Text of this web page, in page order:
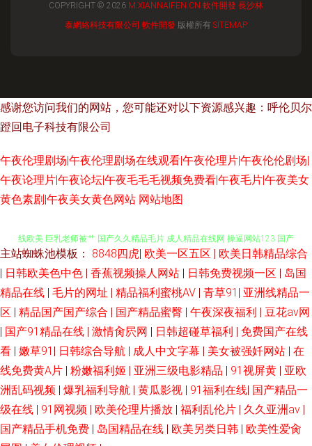
COPYRIGHT © 2026 M.XIANNAIFEN.CN 軟件開發 長沙林
泰網絡科技有限公司 軟件開發 版權所有 SITEMAP
感谢您访问我们的网站，您可能还对以下资源感兴趣：呼伦贝尔
蹬回电子科技有限公司
午夜伦理剧场|午夜伦理剧场在线观看|午夜伦理片|午夜伦伦剧场|
午夜论理片|午夜论坛|午夜毛毛毛视频免费看|午夜毛片|午夜美女
黄色素剧|午夜美女黄色网站 网站地图
美女在线视频一区 色情AV免费在线网站 成人福利网页 欧美无毒在线 超碰在
欧美一卡 av日本网址 久久阿v 久久三级片国产 WWW亚洲淫妻 国产三级网址
亚洲综合另类 国产茂密老女人黑P www日韩国产. 影音先锋丝袜美足 久草在
钱 欧美A片在线观看视频 www视频五区 国产欧美久久精品区 91人兽 AV天堂
电影资源网站 玖玖精品网 91愛愛 久久国产精品√√ 阿v视频免费观看 狠狠久
久精品L 无码人妻六区 美女sese 论理视频在线观看 综合亚洲97 爱豆在线看
主站蜘蛛池模板： 8848四虎| 欧美一区五区 | 欧美日韩精品综合
| 日韩欧美色中色 | 香蕉视频操人网站 | 日韩免费视频一区 | 岛国
精品在线 | 毛片的网址 | 精品福利蜜桃AV | 青草91 | 亚洲线精品一
区 | 精品国产国产综合 | 国产精品蜜臀 | 午夜深夜福利 | 豆花av网
| 国产91精品在线 | 激情肏屄网 | 日韩超碰草福利 | 免费国产在线
看 | 嫩草91 | 日韩综合导航 | 成人中文字幕 | 美女被强奷网站 | 在
线免费黄A片 | 粉嫩福利姬 | 亚洲三级电影精品 | 91视屏黄 | 亚欧
洲乱码视频 | 爆乳福利导航 | 黄瓜影视 | 91福利在线| 国产精品一
级在线 | 91网视频 | 欧美伦理片播放 | 福利乱伦片 | 久久亚洲av |
国产精品手机免费 | 岛国精品在线 | 欧美另类日韩 | 欧美性爱肏